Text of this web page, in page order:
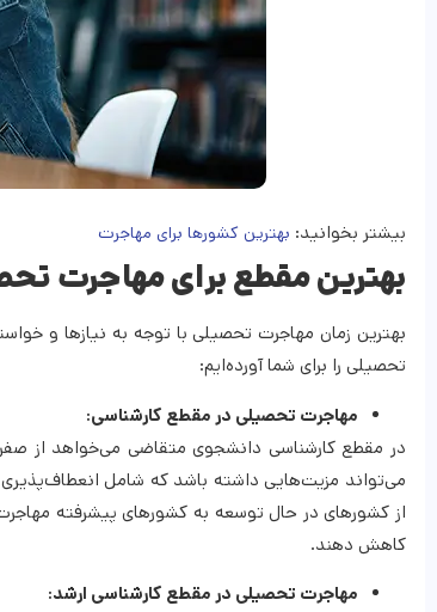
بیشتر بخوانید: بهترین کشورها برای مهاجرت
بهترین مقطع برای مهاجرت
بهترین زمان مهاجرت تحصیلی با توجه به نیازها و
تحصیلی را برای شما آورده‌ایم:
مهاجرت تحصیلی در مقطع کارشناسی:
در مقطع کارشناسی دانشجوی متقاضی می‌خواهد از
می‌تواند مزیت‌هایی داشته باشد که شامل
از کشور‌های در حال‌ توسعه به کشور‌های پیشرفته
کاهش دهند.
مهاجرت تحصیلی در مقطع کارشناسی ارشد: